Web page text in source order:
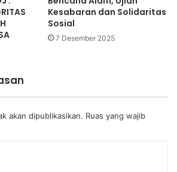
Kesabaran dan Solidaritas
Sosial
7 Desember 2025
akan dipublikasikan. Ruas yang wajib